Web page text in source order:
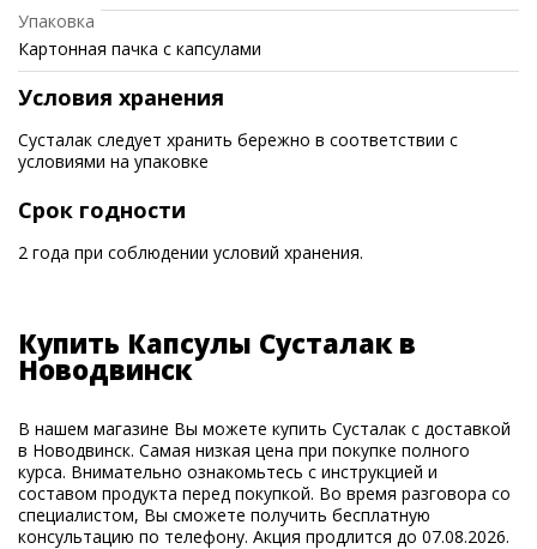
Упаковка
Картонная пачка с капсулами
Условия хранения
Сусталак следует хранить бережно в соответствии с
условиями на упаковке
Срок годности
2 года при соблюдении условий хранения.
Купить Капсулы Сусталак в
Новодвинск
В нашем магазине Вы можете купить Сусталак с доставкой
в Новодвинск. Самая низкая цена при покупке полного
курса. Внимательно ознакомьтесь с инструкцией и
составом продукта перед покупкой. Во время разговора со
специалистом, Вы сможете получить бесплатную
консультацию по телефону. Акция продлится до 07.08.2026.